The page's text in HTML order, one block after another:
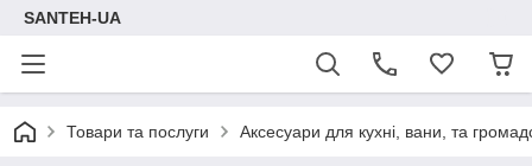
SANTEH-UA
Товари та послуги Аксесуари для кухні, вани, та